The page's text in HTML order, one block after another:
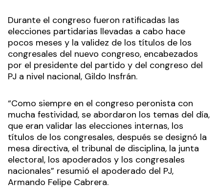
Durante el congreso fueron ratificadas las
elecciones partidarias llevadas a cabo hace
pocos meses y la validez de los títulos de los
congresales del nuevo congreso, encabezados
por el presidente del partido y del congreso del
PJ a nivel nacional, Gildo Insfrán.
“Como siempre en el congreso peronista con
mucha festividad, se abordaron los temas del día,
que eran validar las elecciones internas, los
títulos de los congresales, después se designó la
mesa directiva, el tribunal de disciplina, la junta
electoral, los apoderados y los congresales
nacionales” resumió el apoderado del PJ,
Armando Felipe Cabrera.